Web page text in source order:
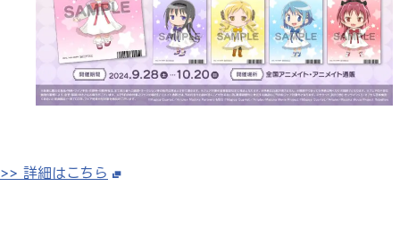
>> 詳細はこちら